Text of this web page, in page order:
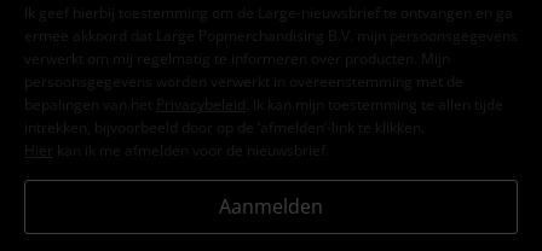
Ik geef hierbij toestemming om de Large-nieuwsbrief te ontvangen en ga
ermee akkoord dat Large Popmerchandising B.V. mijn persoonsgegevens
verwerkt om mij regelmatig te informeren over producten. Mijn
persoonsgegevens worden verwerkt in overeenstemming met de
bepalingen van het
Privacybeleid . Ik kan mijn toestemming te allen tijde
intrekken, bijvoorbeeld door op de ‘afmelden’-link te klikken.
Hier kan ik me afmelden voor de nieuwsbrief.
Aanmelden